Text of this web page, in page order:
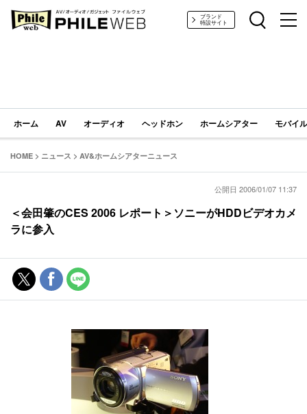
PHILE WEB｜AV/オーディオ/ガジェットブランド
特設サイト
ホーム AV オーディオ ヘッドホン ホームシアター モバイ
HOME > ニュース > AV&ホームシアターニュース
公開日 2006/01/07 11:37
＜会田肇のCES 2006 レポート＞ソニーがHDDビデオカメ
ラに参入